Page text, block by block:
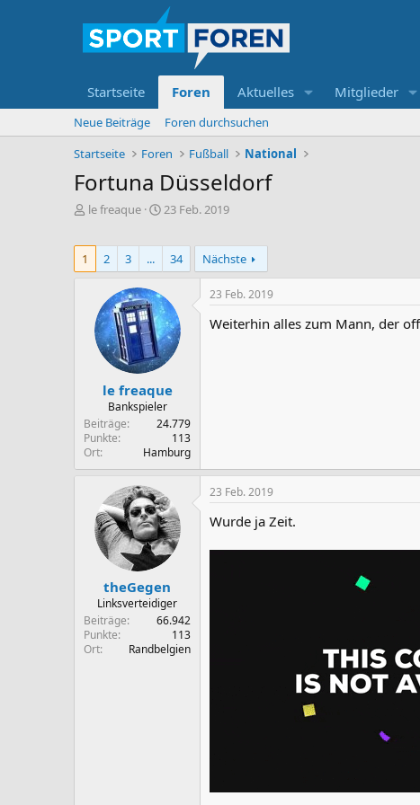
Startseite Foren Aktuelles Mitglieder
Neue Beiträge
Foren durchsuchen
Startseite
Foren Fußball National
Fortuna Düsseldorf
E
e
le freaque
E
e
l
t
a
m
23 Feb. 2019
1 2 3 ... 34 Nächste
le freaque
Bankspieler
Beiträge
24.779
Punkte
113
Ort
Hamburg
23 Feb. 2019
Weiterhin alles zum Mann, der
theGegen
Linksverteidiger
Beiträge
66.942
Punkte
113
Ort
Randbelgien
23 Feb. 2019
Wurde ja Zeit.